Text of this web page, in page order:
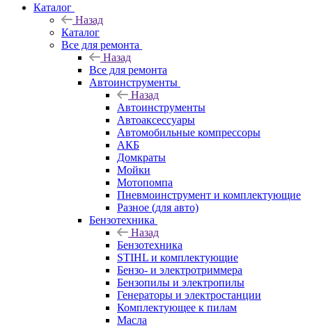
Каталог
Назад
Каталог
Все для ремонта
Назад
Все для ремонта
Автоинструменты
Назад
Автоинструменты
Автоаксессуары
Автомобильные компрессоры
АКБ
Домкраты
Мойки
Мотопомпа
Пневмоинструмент и комплектующие
Разное (для авто)
Бензотехника
Назад
Бензотехника
STIHL и комплектующие
Бензо- и электротриммера
Бензопилы и электропилы
Генераторы и электростанции
Комплектующее к пилам
Масла